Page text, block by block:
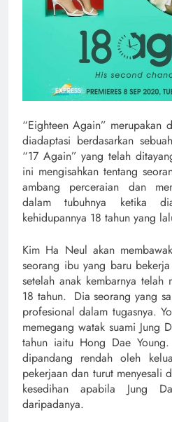
“Eighteen Again” merupakan
diadaptasi berdasarkan
“17 Again” yang telah
ini mengisahkan tentang
ambang perceraian dan
dalam tubuhnya ketika
kehidupannya 18 tahun yang
Kim Ha Neul akan
seorang ibu yang baru
setelah anak kembarnya telah
18 tahun. Dia seorang yang
profesional dalam tugasnya.
memegang watak suami Jung
tahun iaitu Hong Dae
dipandang rendah oleh
pekerjaan dan turut menyesali
kesedihan apabila Jung
daripadanya.